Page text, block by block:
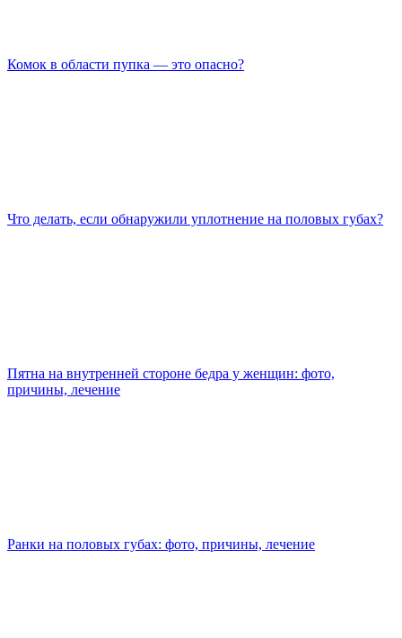
Комок в области пупка — это опасно?
Что делать, если обнаружили уплотнение на половых губах?
Пятна на внутренней стороне бедра у женщин: фото,
причины, лечение
Ранки на половых губах: фото, причины, лечение